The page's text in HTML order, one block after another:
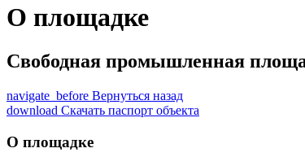
О площадке
Свободная промышленная
navigate_before Вернуться назад
download Скачать паспорт объекта
О площадке